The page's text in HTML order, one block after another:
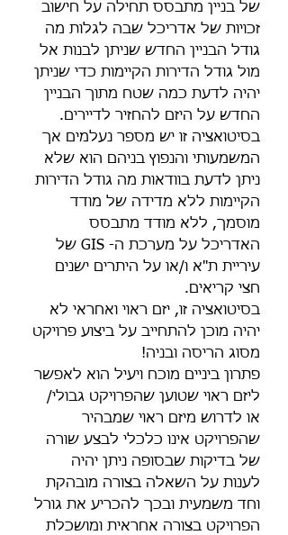
של בניין מתבסס תחילה על חישוב
זכויות של אדריכל שבה לגלות מה
גודל הבניין החדש שניתן לבנות אל
מול גודל הדירות הקיימות כדי שניתן
יהיה לדעת כמה שטח מתוך הבניין
החדש על היזם להחזיר לדיירים.
בסיטואציה זו יש מספר נעלמים אך
המשמעותי והנפוץ בניהם הוא שלא
ניתן לדעת בוודאות מה גודל הדירות
הקיימות ללא מדידה של מודד
מוסמך, ללא מודד מתבסס
האדריכל על מערכת ה- GIS של
עיריית ת"א ו/או על היתרים ישנים
חצי קריאים.
בסיטואציה זו, יזם ראוי ואחראי לא
יהיה מוכן להתחייב על ביצוע פרויקט
מסוג הריסה ובניה!
פתרון ביניים מוכח ויעיל הוא לאפשר
ליזם ראוי שטוען שהפרויקט גבולי/
או לדרוש מיזם ראוי שמבהיר
שהפרויקט אינו כלכלי לבצע שורה
של בדיקות שבסופה ניתן יהיה
לענות על השאלה בצורה מובהקת
וחד משמעית ובכך להכריע את גורל
הפרויקט בצורה אחראית ומושכלת